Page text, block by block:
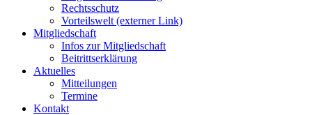
Rechts­schutz
Vorteils­welt (externer Link)
Mitglied­schaft
Infos zur Mitgliedschaft
Beitritts­er­klä­rung
Aktu­elles
Mittei­lungen
Termine
Kontakt